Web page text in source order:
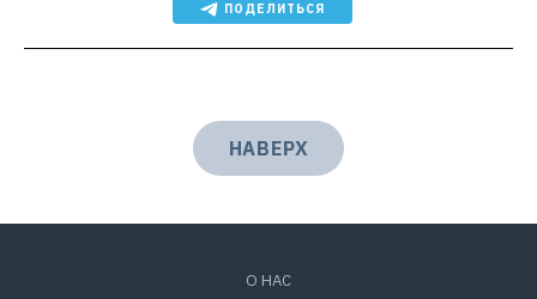
ПОДЕЛИТЬСЯ
НАВЕРХ
О НАС